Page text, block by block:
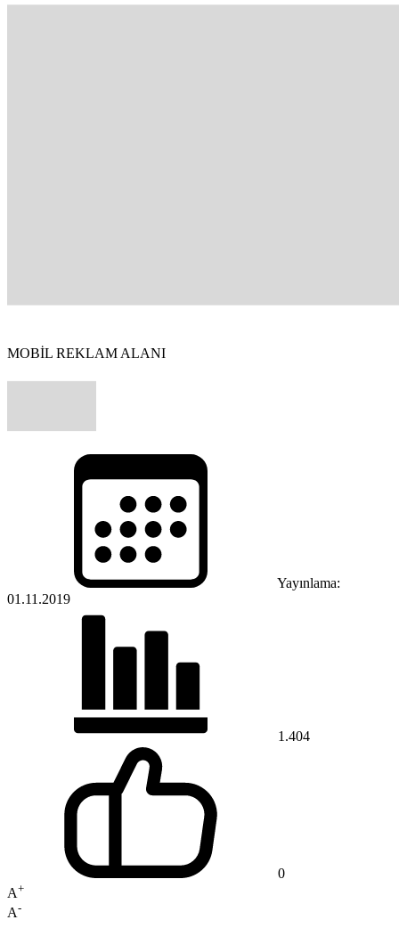
MOBİL REKLAM ALANI
Yayınlama:
01.11.2019
1.404
0
A+
A-